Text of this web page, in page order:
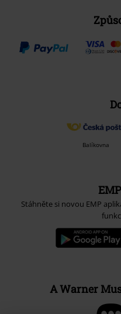
Balíkovna
Stáhněte si novou EMP
A Warner